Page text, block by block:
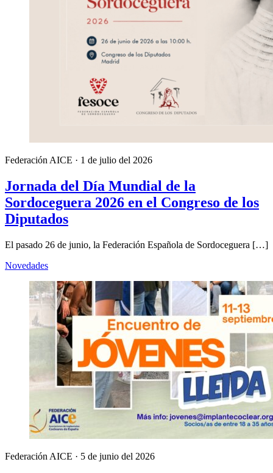
Federación AICE · 1 de julio del 2026
Jornada del Día Mundial de la
Sordoceguera 2026 en el Congreso de los
Diputados
El pasado 26 de junio, la Federación Española de Sordoceguera […]
Novedades
Federación AICE · 5 de junio del 2026